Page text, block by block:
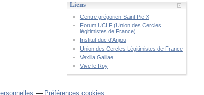
Liens
Centre grégorien Saint Pie X
Forum UCLF (Union des Cercles
légitimistes de France)
Institut duc d'Anjou
Union des Cercles Légitimistes de France
Vexilla Galliae
Vive le Roy
Préférences cookies